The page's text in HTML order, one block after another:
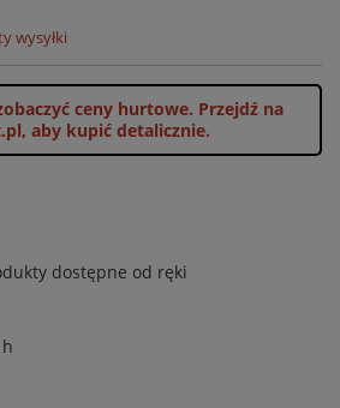
wysyłki
ceny hurtowe. Przejdź na
aby kupić detalicznie.
dostępne od ręki